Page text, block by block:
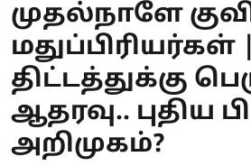
முதல்நாளே
திட்டத்துக்கு
ஆதரவு.. புதிய
அறிமுகம்?